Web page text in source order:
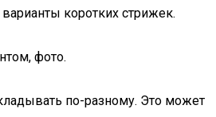
коротких стрижек.
фото.
по-разному. Это может